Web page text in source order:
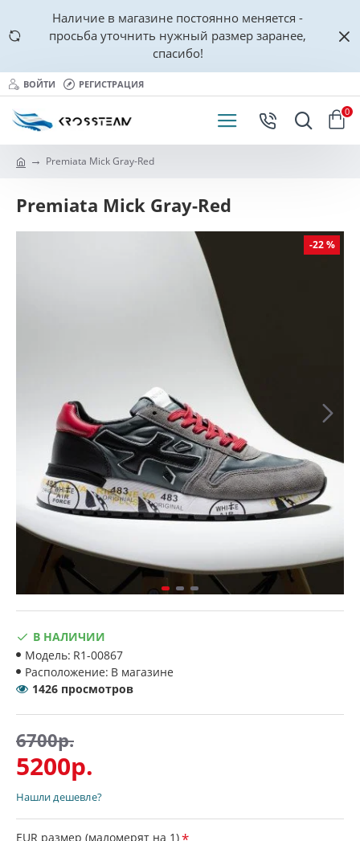
Наличие в магазине постоянно меняется -
просьба уточнить нужный размер заранее,
спасибо!
ВОЙТИ РЕГИСТРАЦИЯ
0
Premiata Mick Gray-Red
Premiata Mick Gray-Red
-22 %
5200р.
6700р.
В НАЛИЧИИ
Модель: R1-00867
Расположение: В магазине
1426 просмотров
EUR размер (маломерят на 1)
Нашли дешевле?